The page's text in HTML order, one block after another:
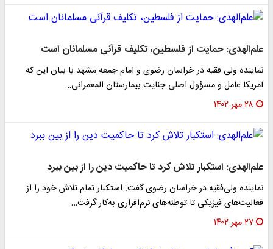
علم‌الهدی: حمایت از فلسطین، تکلیف قرآنی مسلمانان است
نماینده ولی فقیه در خراسان رضوی و امام جمعه مشهد با بیان این که
آمریکا عامل و مسؤول اصلی جنایت بیمارستان المعمرانی…
۲۸ مهر ۱۴۰۲
علم‌الهدی: استکبار تلاش کرد تا حاکمیت دین را از بین ببرد
نماینده ولی‌فقیه در خراسان رضوی گفت: استکبار تمام تلاش خود را از
فعالیت‌های فیزیکی تا توطئه‌های نرم‌افزاری به‌کار گرفت…
۲۷ مهر ۱۴۰۲